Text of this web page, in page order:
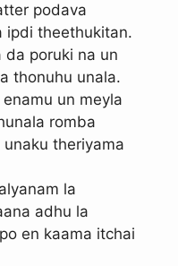
podava
ipdi theethukitan.
da poruki na un
thonuhu unala.
un meyla
romba
theriyama
la
adhu la
en kaama itchai